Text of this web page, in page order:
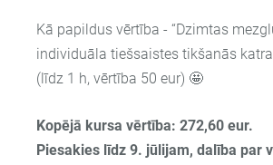
Kā papildus vērtība - “Dzimtas
individuāla tiešsaistes tikšanās
(līdz 1 h, vērtība 50 eur) 🤩
Kopējā kursa vērtība: 272,60 eur.
Piesakies līdz 9. jūlijam, dalība par